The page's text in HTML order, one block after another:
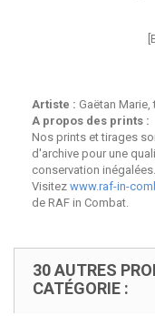
Artiste : Gaëtan Marie,
A propos des prints :
Nos prints et tirages
d'archive pour une
conservation inégalées.
Visitez www.raf-in-
de RAF in Combat.
30 AUTRES
CATÉGORIE :